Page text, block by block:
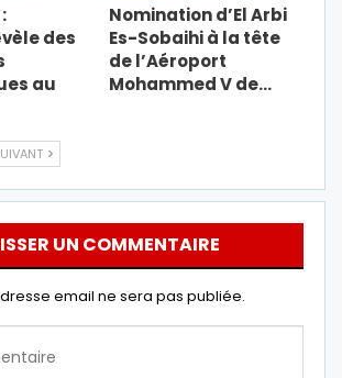
des
au
Nomination d’El Arbi
Es-Sobaihi à la tête
de l’Aéroport
Mohammed V de…
UN COMMENTAIRE
email ne sera pas publiée.